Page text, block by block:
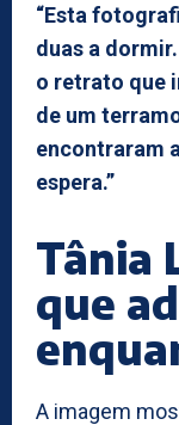
“Esta
duas a
o retrato que
de um
encontraram
espera.”
Tânia
que
A imagem